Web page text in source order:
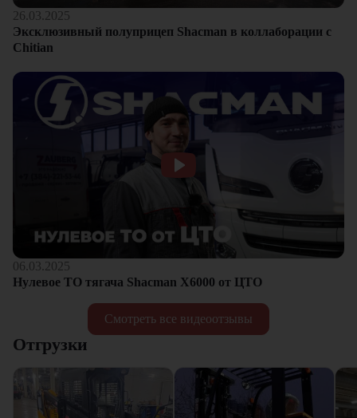
Смотреть все видеоотзывы
26.03.2025
Эксклюзивный полуприцеп Shacman в коллаборации с
Chitian
06.03.2025
Нулевое ТО тягача Shacman Х6000 от ЦТО
Отгрузки